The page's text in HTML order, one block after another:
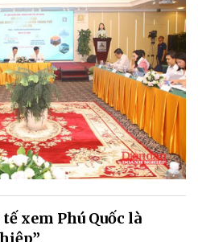
xem Phú Quốc là